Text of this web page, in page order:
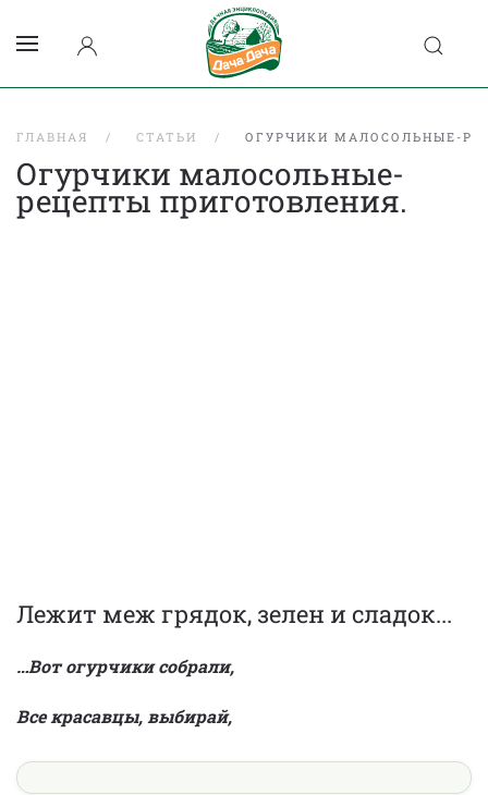
ГЛАВНАЯ СТАТЬИ ОГУРЧИКИ МАЛОСОЛЬНЫЕ-
Огурчики малосольные-
рецепты приготовления.
Лежит меж грядок, зелен и сладок...
…Вот огурчики собрали,
Все красавцы, выбирай,